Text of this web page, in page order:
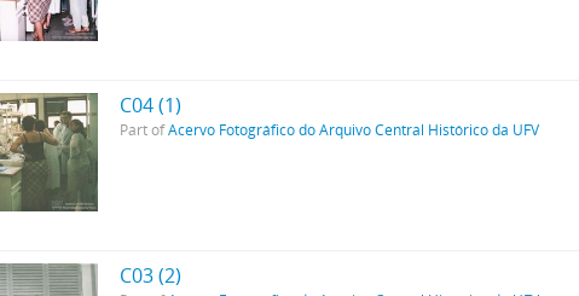
C04 (1)
Part ofAcervo Fotográfico do Arquivo Central Histórico da UFV
C03 (2)